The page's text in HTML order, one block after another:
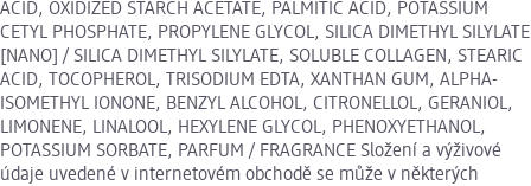
ACID, OXIDIZED STARCH ACETATE, PALMITIC ACID, POTASSIUM
CETYL PHOSPHATE, PROPYLENE GLYCOL, SILICA DIMETHYL SILYLATE
[NANO] / SILICA DIMETHYL SILYLATE, SOLUBLE COLLAGEN, STEARIC
ACID, TOCOPHEROL, TRISODIUM EDTA, XANTHAN GUM, ALPHA-
ISOMETHYL IONONE, BENZYL ALCOHOL, CITRONELLOL, GERANIOL,
LIMONENE, LINALOOL, HEXYLENE GLYCOL, PHENOXYETHANOL,
POTASSIUM SORBATE, PARFUM / FRAGRANCE Složení a výživové
údaje uvedené v internetovém obchodě se může v některých